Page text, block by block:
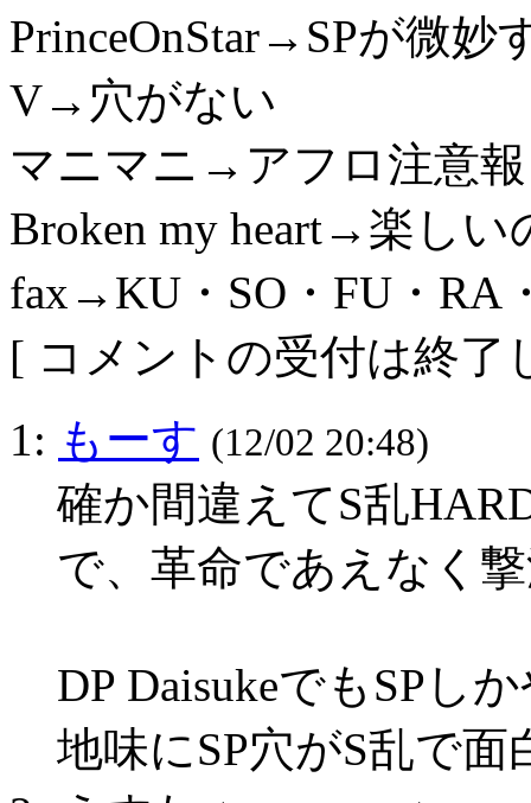
PrinceOnStar→SPが微
V→穴がない
マニマニ→アフロ注意報
Broken my heart→楽しい
fax→KU・SO・FU・RA
[ コメントの受付は終了
1: もーす (12/02 20:48)
確か間違えてS乱
で、革命であえなく
DP DaisukeでもSPし
地味にSP穴がS乱で